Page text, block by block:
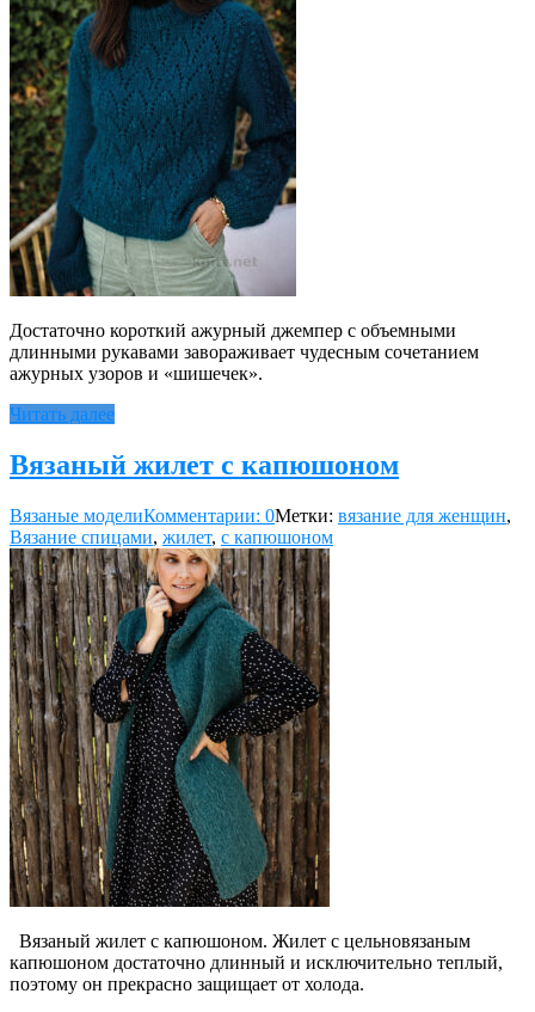
Достаточно короткий ажурный джемпер с объемными
длинными рукавами завораживает чудесным сочетанием
ажурных узоров и «шишечек».
Читать далее
Вязаный жилет с капюшоном
Вязаные моделиКомментарии: 0Метки: вязание для женщин,
Вязание спицами, жилет, с капюшоном
Вязаный жилет с капюшоном. Жилет с цельновязаным
капюшоном достаточно длинный и исключительно теплый,
поэтому он прекрасно защищает от холода.